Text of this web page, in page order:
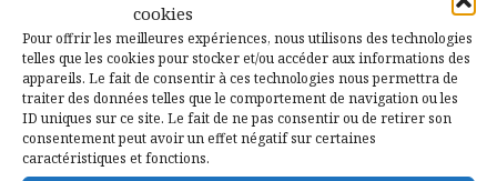
cookies
Pour offrir les meilleures expériences, nous utilisons des technologies
telles que les cookies pour stocker et/ou accéder aux informations des
appareils. Le fait de consentir à ces technologies nous permettra de
traiter des données telles que le comportement de navigation ou les
ID uniques sur ce site. Le fait de ne pas consentir ou de retirer son
consentement peut avoir un effet négatif sur certaines
caractéristiques et fonctions.
Ce livre contient, des renseignements
précieux sur une petite ville qui a tenu
une place honorable dans l’histoire
religieuse, féodale […]